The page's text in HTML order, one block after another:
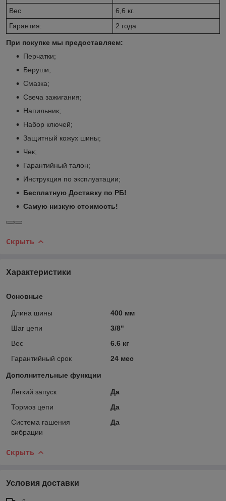
Вес
6,6 кг.
Гарантия:
2 года
При покупке мы предоставляем:
Перчатки;
Беруши;
Смазка;
Свеча зажигания;
Напильник;
Набор ключей;
Защитный кожух шины;
Чек;
Гарантийный талон;
Инструкция по эксплуатации;
Бесплатную Доставку по РБ!
Самую низкую стоимость!
Скрыть
Характеристики
Основные
Длина шины
400 мм
Шаг цепи
3/8"
Вес
6.6 кг
Гарантийный срок
24 мес
Дополнительные функции
Легкий запуск
Да
Тормоз цепи
Да
Система гашения
вибрации
Да
Скрыть
Условия доставки